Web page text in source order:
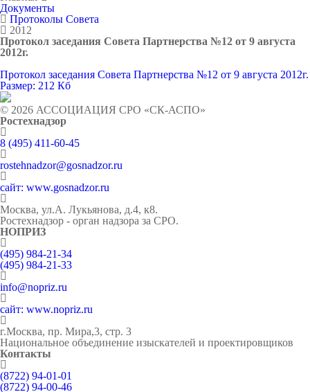
Документы
Протоколы Совета
2012
Протокол заседания Совета Партнерства №12 от 9 августа
2012г.
Протокол заседания Совета Партнерства №12 от 9 августа 2012г.
Размер: 212 Кб
© 2026 АССОЦИАЦИЯ СРО «СК-АСПО»
Ростехнадзор
8 (495) 411-60-45
rostehnadzor@gosnadzor.ru
сайт: www.gosnadzor.ru
Москва, ул.А. Лукьянова, д.4, к8.
Ростехнадзор - орган надзора за СРО.
НОПРИЗ
(495) 984-21-34
(495) 984-21-33
info@nopriz.ru
сайт: www.nopriz.ru
г.Москва, пр. Мира,3, стр. 3
Национальное объединение изыскателей и проектировщиков
Контакты
(8722) 94-01-01
(8722) 94-00-46